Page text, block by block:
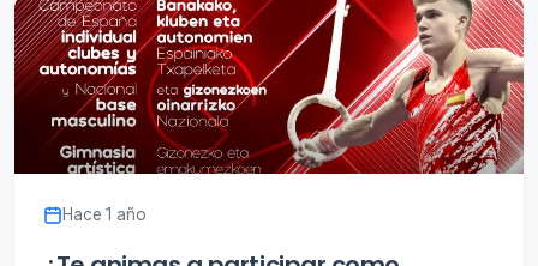
Hace 1 año